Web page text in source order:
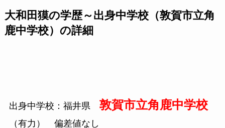
大和田獏の学歴～出身中学校（敦賀市立角
鹿中学校）の詳細
出身中学校：福井県 敦賀市立角鹿中学校
（有力） 偏差値なし